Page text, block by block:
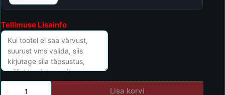
Tellimuse Lisainfo
Lisa korvi